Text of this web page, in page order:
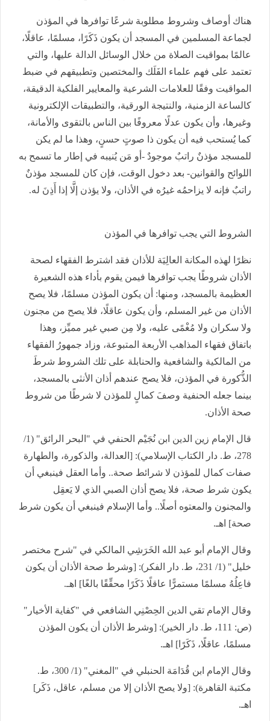
هناك أوصاف وشروط مطلوبة شرعًا توافرها في المؤذن
لجماعة المسلمين في المسجد أن يكون ذَكَرًا، مسلمًا، عاقلًا،
عالمًا بمواقيت الصلاة من خلال الوسائل الدالة عليها، والتي
تعتمد على فهم علماء الفَلَك والمختصين وتطبيقهم في ضبط
المواقيت وفقًا للعلامات الشرعية والمعايير الفلكية الدقيقة،
كالساعة الزمنية، والنتيجة الورقية، والتطبيقات الإلكترونية
وغيرها، وأن يكون عدلًا معروفًا بين الناس بالتقوى والأمانة،
كما يُستحب فيه أن يكون ذا صوتٍ حسنٍ، وهذا ما لم يكن
للمسجد مؤذنٌ راتبٌ موجودٌ -أو مَن يُنيبه في إطار ما تسمح به
اللوائح والقوانين- بعد دخول الوقت، فإن كان للمسجد مؤذنٌ
راتبٌ فإنه لا يزاحمُه غيرُه في الأذان، ولا يؤذن إلَّا إذا أَذِنَ له.
الشروط التي يجب توافرها في المؤذن
نظرًا لهذه المكانة العالِيَة للأذان فقد اشترط الفقهاء لصحة
الأذان شروطًا يجب توافرها فيمن يقوم بأداء هذه الشعيرة
العظيمة بالمسجد، ومنها: أن يكون المؤذن مسلمًا، فلا يصح
الأذان من غير المسلم، وأن يكون عاقلًا، فلا يصح من مجنون
ولا سكران ولا مُغْمًى عليه، ولا مِن صبي غير مميِّز، وهذا
باتفاق فقهاء المذاهب الأربعة المتبوعة، وزاد جمهورُ الفقهاء
من المالكية والشافعية والحنابلة على تلك الشروط شرطَ
الذُّكورة في المؤذن، فلا يصح عندهم أذان الأنثى بالمسجد،
بينما جعله الحنفية وصفَ كمالٍ للمؤذن لا شرطًا من شروط
صحة الأذان.
قال الإمام زين الدين ابن نُجَيْم الحنفي في "البحر الرائق" (1/
278، ط. دار الكتاب الإسلامي): [العدالة، والذكورة، والطهارة
صفات كمال للمؤذن لا شرائط صحة.. وأما العقل فينبغي أن
يكون شرط صحة، فلا يصح أذان الصبي الذي لا يَعقِل
والمجنون والمعتوه أصلًا.. وأما الإسلام فينبغي أن يكون شرط
صحة] اهـ.
وقال الإمام أبو عبد الله الخَرَشِي المالكي في "شرح مختصر
خليل" (1/ 231، ط. دار الفكر): [وشرط صحة الأذان أن يكون
فاعِلُهُ مسلمًا مستمرًّا عاقلًا ذَكَرًا محقِّقًا بالغًا] اهـ.
وقال الإمام تقي الدين الحِصْنِي الشافعي في "كفاية الأخيار"
(ص: 111، ط. دار الخير): [وشرط الأذان أن يكون المؤذن
مسلمًا، عاقلًا، ذَكَرًا] اهـ.
وقال الإمام ابن قُدَامَة الحنبلي في "المغني" (1/ 300، ط.
مكتبة القاهرة): [ولا يصح الأذان إلا من مسلم، عاقل، ذَكَر]
اهـ.